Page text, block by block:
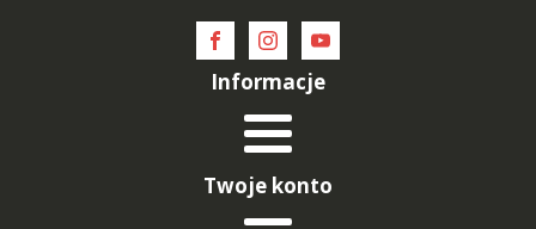
Informacje
Twoje konto